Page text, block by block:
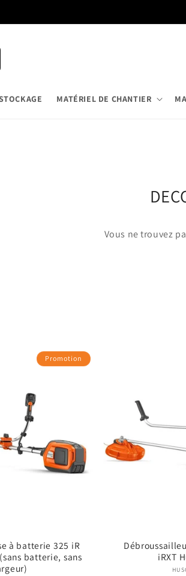
MATÉRIEL DE CHANTIER
Vous ne trouvez
Promotion
à batterie 325 iR
batterie, sans
iRXT